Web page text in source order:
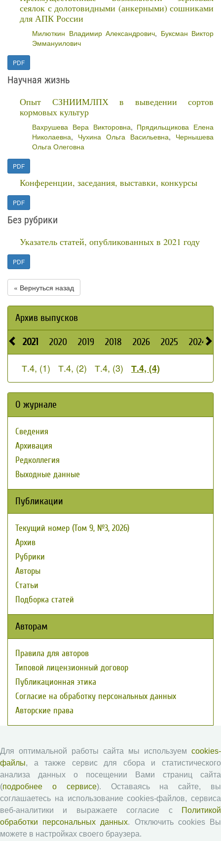
сеялок с долотовидными (анкерными) сошниками
для АПК России
Милюткин Владимир Александрович, Буксман Виктор
Эммануилович
PDF
Научная жизнь
Опыт СЗНИИМЛПХ в выведении сортов
кормовых культур
Вахрушева Вера Викторовна, Прядильщикова Елена
Николаевна, Чухина Ольга Васильевна, Чернышева
Ольга Олеговна
PDF
Конференции, заседания, выставки, конкурсы
PDF
Без рубрики
Указатель статей, опубликованных в 2021 году
PDF
« Вернуться назад
Архив выпусков
2021 2020 2019 2018 2026 2025 2024
Т.4, (1) Т.4, (2) Т.4, (3) Т.4, (4)
О журнале
Сведения
Архивация
Редколлегия
Выходные данные
Публикации
Текущий номер (Том 9, №3, 2026)
Архив
Рубрики
Авторы
Статьи
Подборка статей
Авторам
Правила для авторов
Типовой лицензионный договор
Публикационная этика
Согласие на обработку персональных данных
Авторские права
Памятка рецензенту
Положение о рецензировании
Форма рецензии
Журналы ВолНЦ РАН
Для оптимальной работы сайта мы используем cookies-
файлы, а также сервис для сбора и статистического
анализа данных о посещении Вами страниц сайта
(подробнее о сервисе). Оставаясь на сайте, вы
соглашаетесь на использование cookies-файлов, сервиса
веб-аналитики и выражаете согласие с
Политикой
обработки персональных данных. Отключить cookies Вы
можете в настройках своего браузера.